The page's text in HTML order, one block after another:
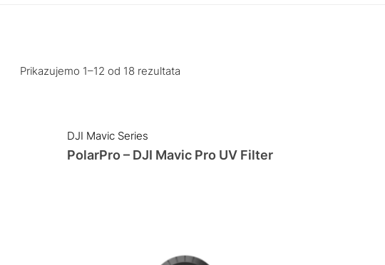
Prikazujemo 1–12 od 18 rezultata
DJI Mavic Series
PolarPro – DJI Mavic Pro UV Filter